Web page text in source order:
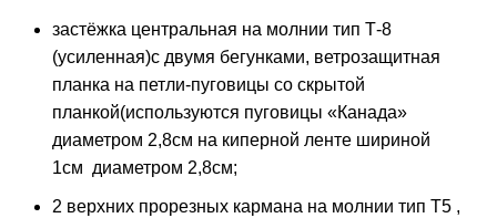
застёжка центральная на молнии тип Т-8
(усиленная)с двумя бегунками, ветрозащитная
планка на петли-пуговицы со скрытой
планкой(используются пуговицы «Канада»
диаметром 2,8см на киперной ленте шириной
1см диаметром 2,8см;
2 верхних прорезных кармана на молнии тип Т5 ,